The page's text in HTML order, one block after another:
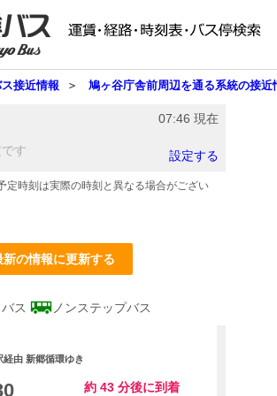
接近情報 ＞ 鳩ヶ谷庁舎前周辺を通る系統の接近
す
設定する
07:46 現在
定時刻は実際の時刻と異なる場合がござい
新の情報に更新する
ス ノンステップバス
経由 新郷循環ゆき
約 43分後に到着